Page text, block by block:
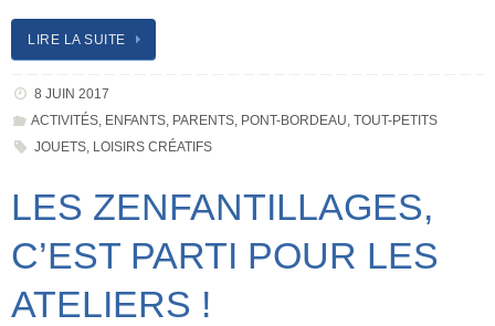
LIRE LA SUITE
8 JUIN 2017
ACTIVITÉS, ENFANTS, PARENTS, PONT-BORDEAU TOUT-PETITS
JOUETS, LOISIRS CRÉATIFS
LES ZENFANTILLAGES,
C’EST PARTI POUR LES
ATELIERS !